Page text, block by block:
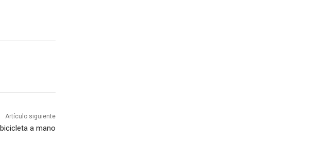
Artículo siguiente
a mano